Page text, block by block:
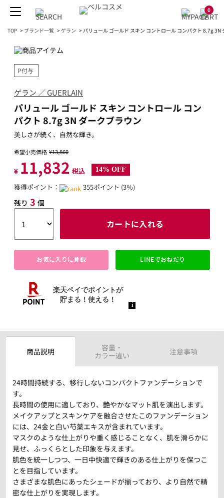
0
TOP > ブランド一覧 >ゲラン >パリュール ゴールド スキン コントロール コンパクト 8.7g 3N
P付与
ゲラン ／ GUERLAIN
パリュール ゴールド スキン コントロール コン
パクト 8.7g 3N ダークブラウン
美しさが続く、自然な輝き。
希望小売価格 ¥13,860
¥ 11,832 税込 14% OFF
獲得ポイント： 355ポイント (3％)
残り 3 個
カートに入れる
お気に入りに登録 LINEでおねだり
商品説明
容量・
カラー違い
注意事項
24時間持続する、移行しないコンパクトファンデーションで
す。
長時間の使用に適しており、艶やかなマット肌を演出します。
メイクアップとスキンケアを融合させたこのファンデーション
には、24金と白い芍薬エキスが含まれています。
マスクのような仕上がりや重く感じることなく、肌を滑らかに
見せ、ふっくらとした印象を与えます。
肌色を統一しつつ、一日中快適で輝きのある仕上がりを保つこ
とを目指しています。
さまざまな肌色にあったシェードが揃っており、より自然で精
密な仕上がりを実現します。